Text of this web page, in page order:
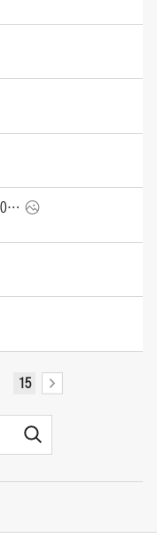
알파로메오 Junior Sport Speciale (2026)
15